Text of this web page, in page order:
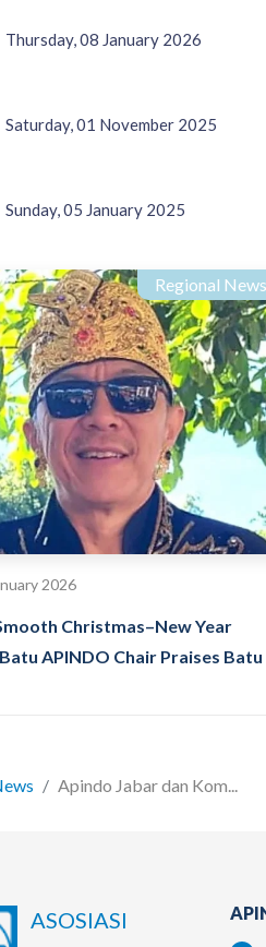
Thursday, 08 January 2026
Saturday, 01 November 2025
Sunday, 05 January 2025
Regional News
2026
Christmas–New Year
APINDO Chair Praises Batu
Apindo Jabar dan Kom...
ASOSIASI